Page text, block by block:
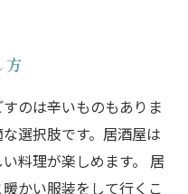
方
のは辛いものもありま
選択肢です。居酒屋は
料理が楽しめます。 居
かい服装をして行くこ